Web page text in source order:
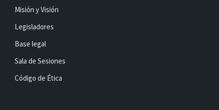
Misión y Visión
Legisladores
Base legal
Sala de Sesiones
Código de Ética